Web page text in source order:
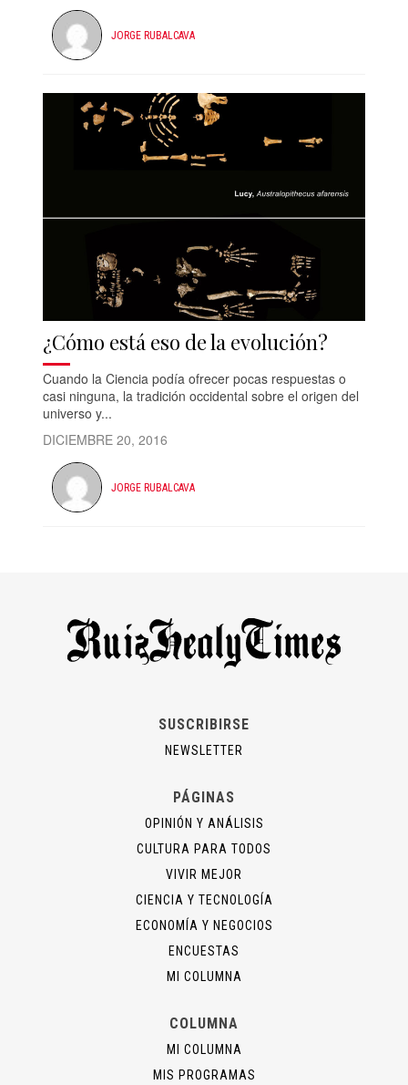
JORGE RUBALCAVA
¿Cómo está eso de la evolución?
Cuando la Ciencia podía ofrecer pocas respuestas o
casi ninguna, la tradición occidental sobre el origen del
universo y...
DICIEMBRE 20, 2016
JORGE RUBALCAVA
SUSCRIBIRSE
NEWSLETTER
PÁGINAS
OPINIÓN Y ANÁLISIS
CULTURA PARA TODOS
VIVIR MEJOR
CIENCIA Y TECNOLOGÍA
ECONOMÍA Y NEGOCIOS
ENCUESTAS
MI COLUMNA
COLUMNA
MI COLUMNA
MIS PROGRAMAS